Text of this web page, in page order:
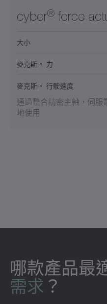
cyber® force
大小
麥克斯。 力
麥克斯。 行駛速度
通過整合精密主軸，伺服
地使用
哪款產品最
需求 ？